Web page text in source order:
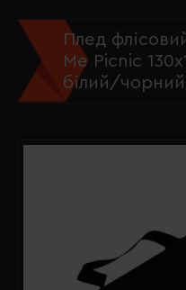
Плед
Me Picnic
білий/